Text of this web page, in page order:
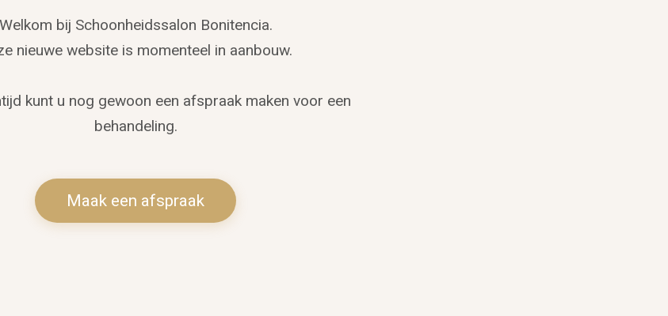
Welkom bij Schoonheidssalon Bonitencia.
nieuwe website is momenteel in aanbouw.
kunt u nog gewoon een afspraak maken voor een
behandeling.
Maak een afspraak